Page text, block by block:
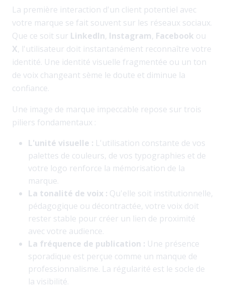
La première interaction d'un client potentiel avec
votre marque se fait souvent sur les réseaux sociaux.
Que ce soit sur LinkedIn, Instagram, Facebook ou
X, l'utilisateur doit instantanément reconnaître votre
identité. Une identité visuelle fragmentée ou un ton
de voix changeant sème le doute et diminue la
confiance.
Une image de marque impeccable repose sur trois
piliers fondamentaux :
L'unité visuelle : L'utilisation constante de vos
palettes de couleurs, de vos typographies et de
votre logo renforce la mémorisation de la
marque.
La tonalité de voix : Qu'elle soit institutionnelle,
pédagogique ou décontractée, votre voix doit
rester stable pour créer un lien de proximité
avec votre audience.
La fréquence de publication : Une présence
sporadique est perçue comme un manque de
professionnalisme. La régularité est le socle de
la visibilité.